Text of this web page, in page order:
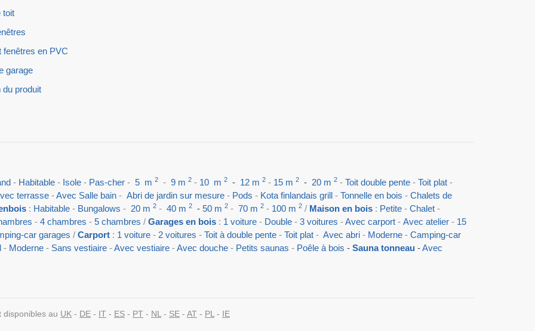
toit
fenêtres en PVC
garage
du produit
- Habitable - Isole - Pas-cher - 5 m 2 - 9 m 2 - 10 m 2 - 12 m 2 - 15 m 2 - 20 m 2 - Toit double pente - Toit plat -
terrasse -Avec Salle bain - Abri de jardin sur mesure - Pods - Kota finlandais grill - Tonnelle en bois - Chalets de
: Habitable - Bungalows - 20 m 2 - 40 m 2 - 50 m 2 - 70 m 2 - 100 m 2 / Maison en bois : Petite - Chalet -
- 4 chambres - 5 chambres / Garages en bois : 1 voiture - Double - 3 voitures -Avec carport - Avec atelier - 15
car garages / Carport : 1 voiture - 2 voitures - Toit à double pente - Toit plat - Avec abri - Moderne - Camping-car
- Moderne - Sans vestiaire -Avec vestiaire -Avec douche - Petits saunas - Poêle à bois - Sauna tonneau -Avec
disponibles au UK - DE - IT - ES - PT - NL - SE - AT - PL - IE